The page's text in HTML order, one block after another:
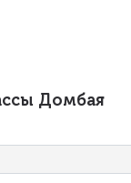
Домбая